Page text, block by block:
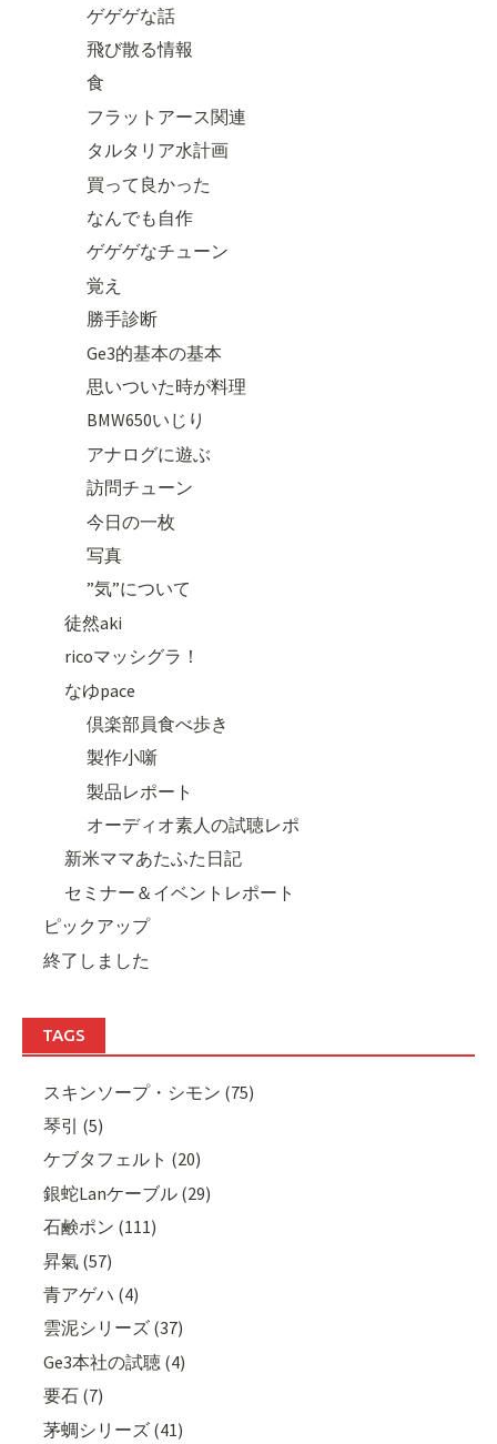
ゲゲゲな話
飛び散る情報
食
フラットアース関連
タルタリア水計画
買って良かった
なんでも自作
ゲゲゲなチューン
覚え
勝手診断
Ge3的基本の基本
思いついた時が料理
BMW650いじり
アナログに遊ぶ
訪問チューン
今日の一枚
写真
”気”について
徒然aki
ricoマッシグラ！
なゆpace
倶楽部員食べ歩き
製作小噺
製品レポート
オーディオ素人の試聴レポ
新米ママあたふた日記
セミナー＆イベントレポート
ピックアップ
終了しました
TAGS
スキンソープ・シモン (75)
琴引 (5)
ケブタフェルト (20)
銀蛇Lanケーブル (29)
石鹸ポン (111)
昇氣 (57)
青アゲハ (4)
雲泥シリーズ (37)
Ge3本社の試聴 (4)
要石 (7)
茅蜩シリーズ (41)